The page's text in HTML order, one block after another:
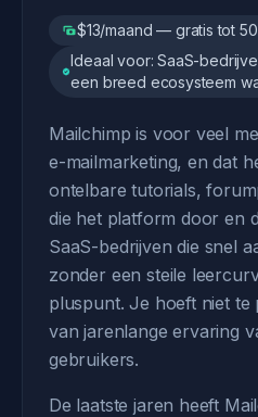
$13/maand — gratis tot
Ideaal voor: SaaS-
een breed ecosysteem
Mailchimp is voor veel
e-mailmarketing, en dat
ontelbare tutorials,
die het platform door en
SaaS-bedrijven die snel
zonder een steile
pluspunt. Je hoeft niet te
van jarenlange ervaring
gebruikers.
De laatste jaren heeft